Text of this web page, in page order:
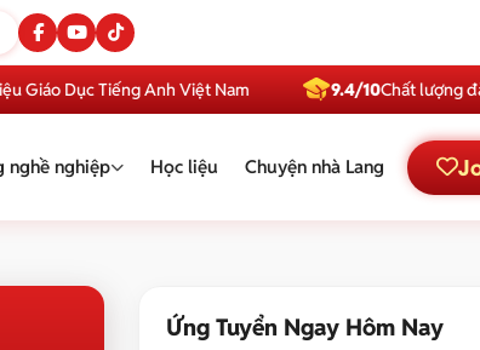
Tiếng Anh Việt Nam 9.4/10Chất lượng đào tạo
nghề nghiệp Học liệu Chuyện nhà Lang
Ứng Tuyển Ngay Hôm Nay